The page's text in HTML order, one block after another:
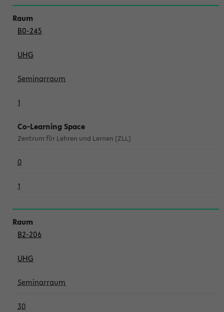
B0-245
UHG
Seminarraum
1
Co-Learning Space
Zentrum für Lehren und Lernen (ZLL)
0
1
B2-206
UHG
Seminarraum
30